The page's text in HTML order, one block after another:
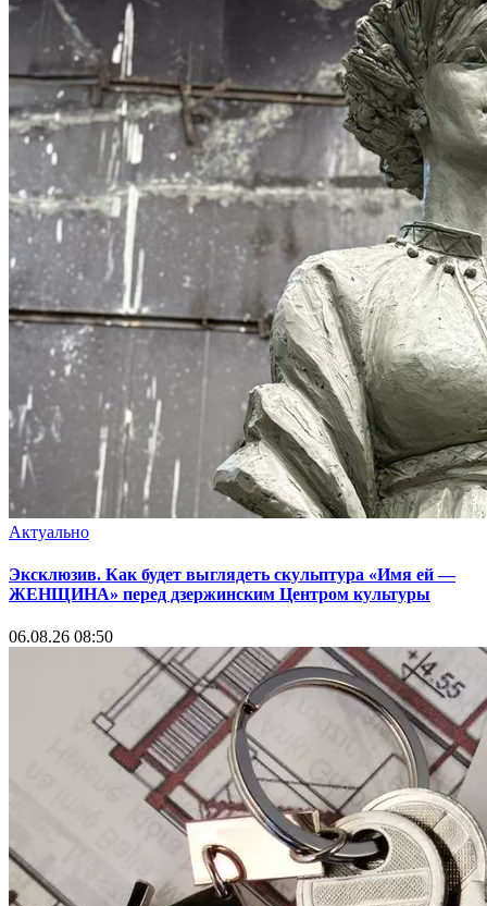
Актуально
Эксклюзив. Как будет выглядеть скульптура «Имя ей —
ЖЕНЩИНА» перед дзержинским Центром культуры
06.08.26 08:50